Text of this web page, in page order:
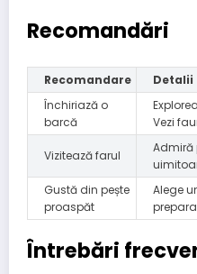
Recomandări
Recomandare
Detalii
Închiriază o
barcă
Vezi
Vizitează farul
Admiră
Gustă din pește
proaspăt
Alege
Întrebări